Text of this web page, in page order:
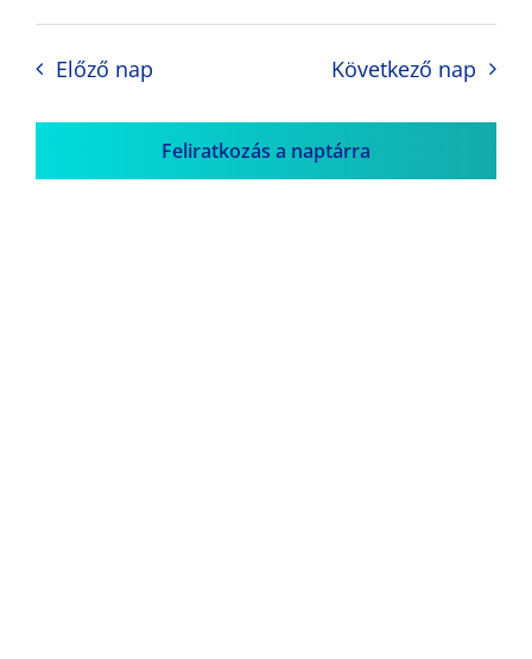
Előző nap Következő nap
Feliratkozás a naptárra